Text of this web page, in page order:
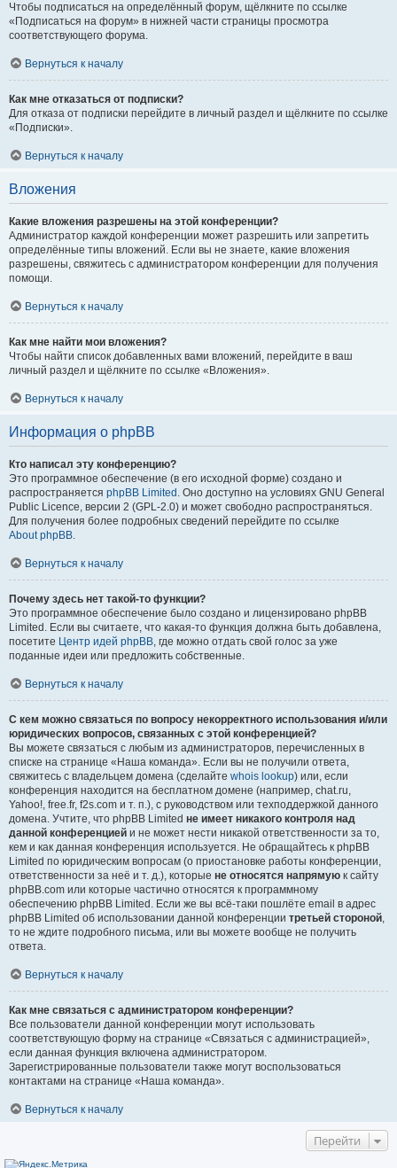
Чтобы подписаться на определённый форум, щёлкните по ссылке
«Подписаться на форум» в нижней части страницы просмотра
соответствующего форума.
Вернуться к началу
Как мне отказаться от подписки?
Для отказа от подписки перейдите в личный раздел и щёлкните по ссылке
«Подписки».
Вернуться к началу
Вложения
Какие вложения разрешены на этой конференции?
Администратор каждой конференции может разрешить или запретить
определённые типы вложений. Если вы не знаете, какие вложения
разрешены, свяжитесь с администратором конференции для получения
помощи.
Вернуться к началу
Как мне найти мои вложения?
Чтобы найти список добавленных вами вложений, перейдите в ваш
личный раздел и щёлкните по ссылке «Вложения».
Вернуться к началу
Информация о phpBB
Кто написал эту конференцию?
Это программное обеспечение (в его исходной форме) создано и
распространяется phpBB Limited . Оно доступно на условиях GNU General
Public Licence, версии 2 (GPL-2.0) и может свободно распространяться.
Для получения более подробных сведений перейдите по ссылке
About phpBB.
Вернуться к началу
Почему здесь нет такой-то функции?
Это программное обеспечение было создано и лицензировано phpBB
Limited. Если вы считаете, что какая-то функция должна быть добавлена,
посетите Центр идей phpBB, где можно отдать свой голос за уже
поданные идеи или предложить собственные.
Вернуться к началу
С кем можно связаться по вопросу некорректного использования и/или
юридических вопросов, связанных с этой конференцией?
Вы можете связаться с любым из администраторов, перечисленных в
списке на странице «Наша команда». Если вы не получили ответа,
свяжитесь с владельцем домена (сделайте whois lookup) или, если
конференция находится на бесплатном домене (например, chat.ru,
Yahoo!, free.fr, f2s.com и т. п.), с руководством или техподдержкой данного
домена. Учтите, что phpBB Limited не имеет никакого контроля над
данной конференцией и не может нести никакой ответственности за то,
кем и как данная конференция используется. Не обращайтесь к phpBB
Limited по юридическим вопросам (о приостановке работы конференции,
ответственности за неё и т. д.), которые не относятся напрямую к сайту
phpBB.com или которые частично относятся к программному
обеспечению phpBB Limited. Если же вы всё-таки пошлёте email в адрес
phpBB Limited об использовании данной конференции третьей стороной,
то не ждите подробного письма, или вы можете вообще не получить
ответа.
Вернуться к началу
Как мне связаться с администратором конференции?
Все пользователи данной конференции могут использовать
соответствующую форму на странице «Связаться с администрацией»,
если данная функция включена администратором.
Зарегистрированные пользователи также могут воспользоваться
контактами на странице «Наша команда».
Вернуться к началу
Перейти